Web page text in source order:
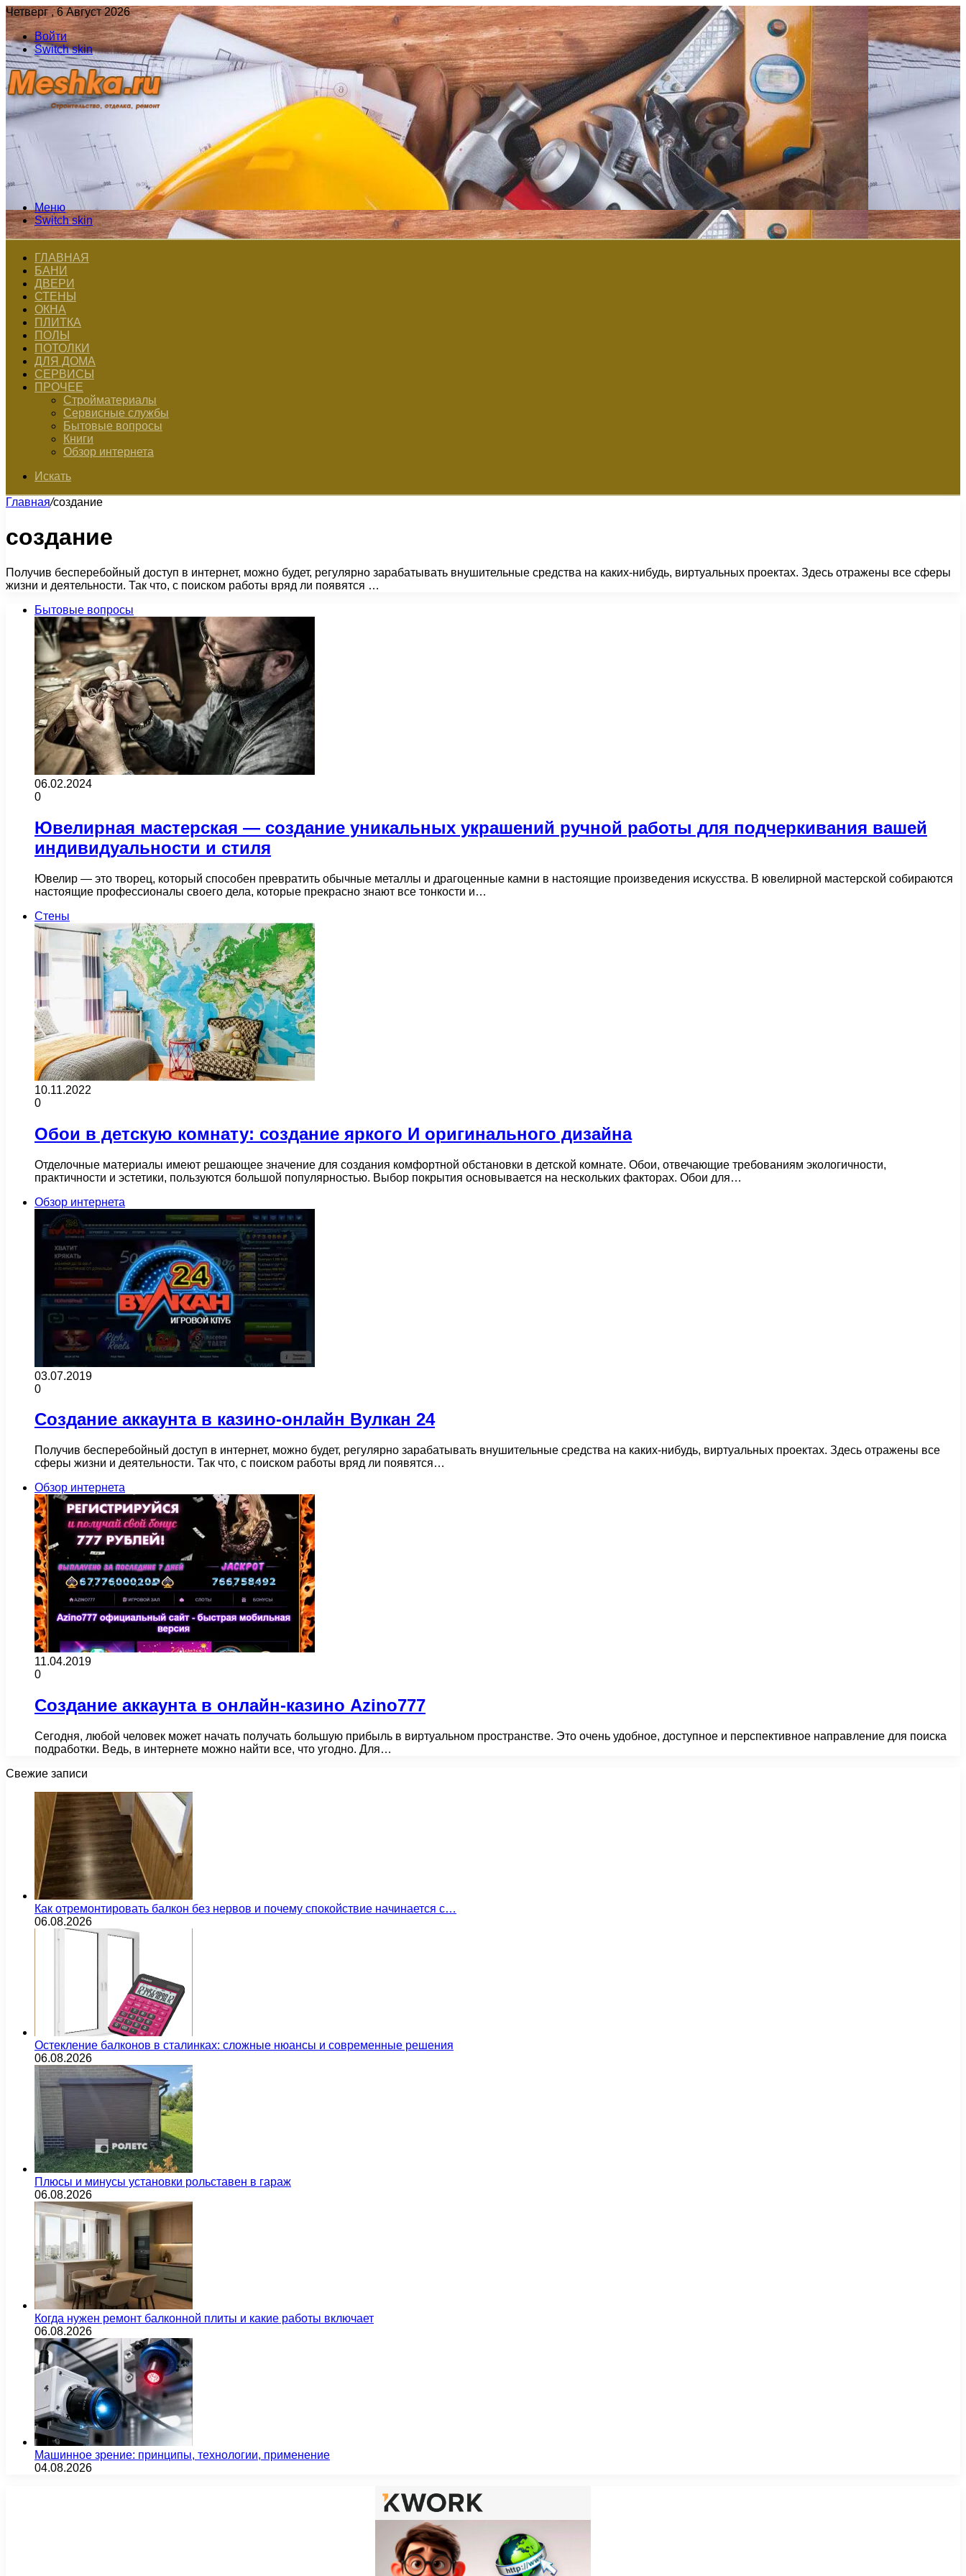
Четверг , 6 Август 2026
Войти
Switch skin
Меню
Switch skin
ГЛАВНАЯ
БАНИ
ДВЕРИ
СТЕНЫ
ОКНА
ПЛИТКА
ПОЛЫ
ПОТОЛКИ
ДЛЯ ДОМА
СЕРВИСЫ
ПРОЧЕЕ
Стройматериалы
Сервисные службы
Бытовые вопросы
Книги
Обзор интернета
Искать
Главная/создание
создание
Получив бесперебойный доступ в интернет, можно будет, регулярно зарабатывать внушительные средства на каких-нибудь, виртуальных проектах. Здесь отражены все сферы
жизни и деятельности. Так что, с поиском работы вряд ли появятся …
Бытовые вопросы
06.02.2024
0
Ювелирная мастерская — создание уникальных украшений ручной работы для подчеркивания вашей
индивидуальности и стиля
Ювелир — это творец, который способен превратить обычные металлы и драгоценные камни в настоящие произведения искусства. В ювелирной мастерской собираются
настоящие профессионалы своего дела, которые прекрасно знают все тонкости и…
Стены
10.11.2022
0
Обои в детскую комнату: создание яркого И оригинального дизайна
Отделочные материалы имеют решающее значение для создания комфортной обстановки в детской комнате. Обои, отвечающие требованиям экологичности,
практичности и эстетики, пользуются большой популярностью. Выбор покрытия основывается на нескольких факторах. Обои для…
Обзор интернета
03.07.2019
0
Создание аккаунта в казино-онлайн Вулкан 24
Получив бесперебойный доступ в интернет, можно будет, регулярно зарабатывать внушительные средства на каких-нибудь, виртуальных проектах. Здесь отражены все
сферы жизни и деятельности. Так что, с поиском работы вряд ли появятся…
Обзор интернета
11.04.2019
0
Создание аккаунта в онлайн-казино Azino777
Сегодня, любой человек может начать получать большую прибыль в виртуальном пространстве. Это очень удобное, доступное и перспективное направление для поиска
подработки. Ведь, в интернете можно найти все, что угодно. Для…
Свежие записи
Как отремонтировать балкон без нервов и почему спокойствие начинается с…
06.08.2026
Остекление балконов в сталинках: сложные нюансы и современные решения
06.08.2026
Плюсы и минусы установки рольставен в гараж
06.08.2026
Когда нужен ремонт балконной плиты и какие работы включает
06.08.2026
Машинное зрение: принципы, технологии, применение
04.08.2026